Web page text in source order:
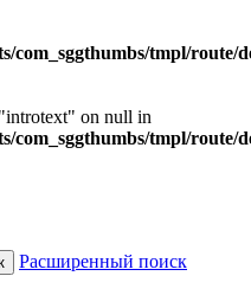
com_sggthumbs/tmpl/route/
on null in
com_sggthumbs/tmpl/route/
Расширенный поиск